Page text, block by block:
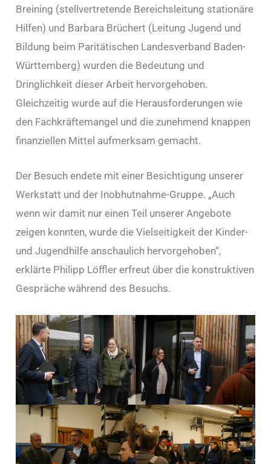
Breining (stellvertretende Bereichsleitung stationäre
Hilfen) und Barbara Brüchert (Leitung Jugend und
Bildung beim Paritätischen Landesverband Baden-
Württemberg) wurden die Bedeutung und
Dringlichkeit dieser Arbeit hervorgehoben.
Gleichzeitig wurde auf die Herausforderungen wie
den Fachkräftemangel und die zunehmend knappen
finanziellen Mittel aufmerksam gemacht.
Der Besuch endete mit einer Besichtigung unserer
Werkstatt und der Inobhutnahme-Gruppe. „Auch
wenn wir damit nur einen Teil unserer Angebote
zeigen konnten, wurde die Vielseitigkeit der Kinder-
und Jugendhilfe anschaulich hervorgehoben“,
erklärte Philipp Löffler erfreut über die konstruktiven
Gespräche während des Besuchs.